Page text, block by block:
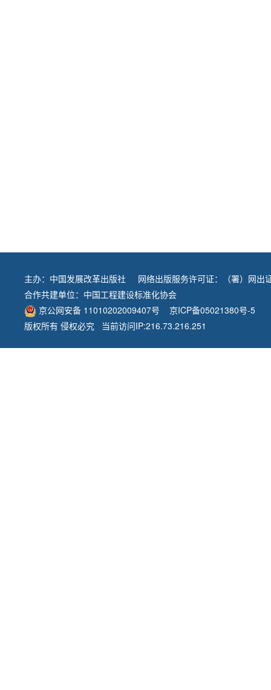
主办： 中国发展改革出版社
网络出版服务许可证：（署）网出
合作共建单位： 中国工程建设标准化协会
京公网安备 11010202009407号
京ICP备05021380号-5
版权所有 侵权必究 当前访问IP:216.73.216.251